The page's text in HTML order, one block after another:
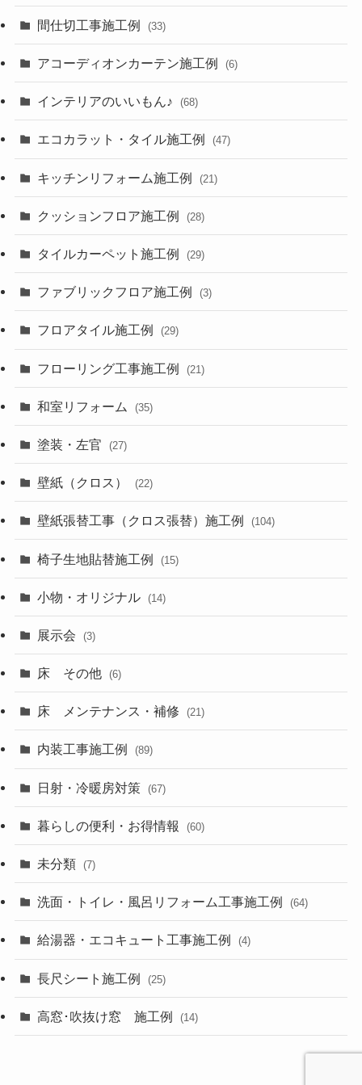
間仕切工事施工例 (33)
アコーディオンカーテン施工例 (6)
インテリアのいいもん♪ (68)
エコカラット・タイル施工例 (47)
キッチンリフォーム施工例 (21)
クッションフロア施工例 (28)
タイルカーペット施工例 (29)
ファブリックフロア施工例 (3)
フロアタイル施工例 (29)
フローリング工事施工例 (21)
和室リフォーム (35)
塗装・左官 (27)
壁紙（クロス） (22)
壁紙張替工事（クロス張替）施工例 (104)
椅子生地貼替施工例 (15)
小物・オリジナル (14)
展示会 (3)
床 その他 (6)
床 メンテナンス・補修 (21)
内装工事施工例 (89)
日射・冷暖房対策 (67)
暮らしの便利・お得情報 (60)
未分類 (7)
洗面・トイレ・風呂リフォーム工事施工例 (64)
給湯器・エコキュート工事施工例 (4)
長尺シート施工例 (25)
高窓･吹抜け窓 施工例 (14)